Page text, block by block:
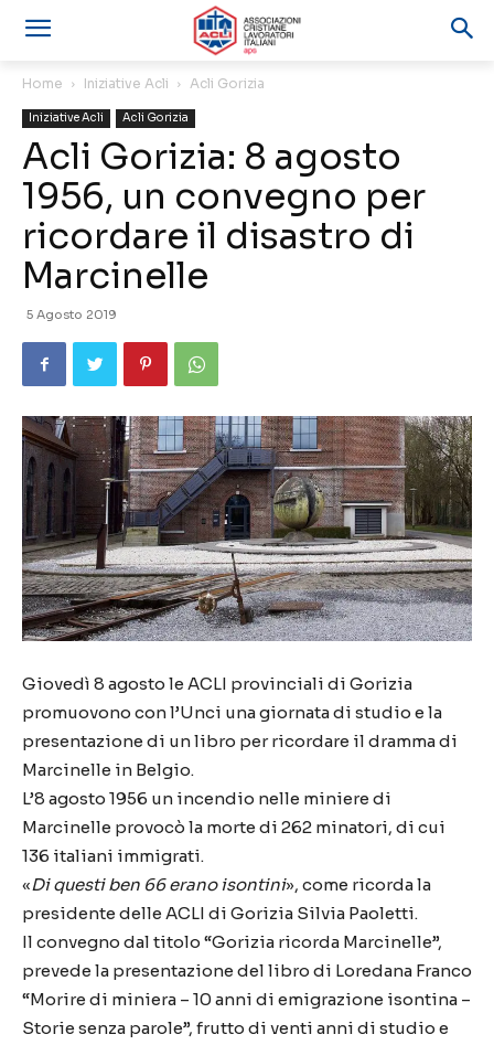
Home Iniziative Acli Acli Gorizia
Iniziative Acli Acli Gorizia
Acli Gorizia: 8 agosto
1956, un convegno per
ricordare il disastro di
Marcinelle
5 Agosto 2019
Giovedì 8 agosto le ACLI provinciali di Gorizia
promuovono con l’Unci una giornata di studio e la
presentazione di un libro per ricordare il dramma di
Marcinelle in Belgio.
L’8 agosto 1956 un incendio nelle miniere di
Marcinelle provocò la morte di 262 minatori, di cui
136 italiani immigrati.
«Di questi ben 66 erano isontini», come ricorda la
presidente delle ACLI di Gorizia Silvia Paoletti.
Il convegno dal titolo “Gorizia ricorda Marcinelle”,
prevede la presentazione del libro di Loredana Franco
“Morire di miniera – 10 anni di emigrazione isontina –
Storie senza parole”, frutto di venti anni di studio e